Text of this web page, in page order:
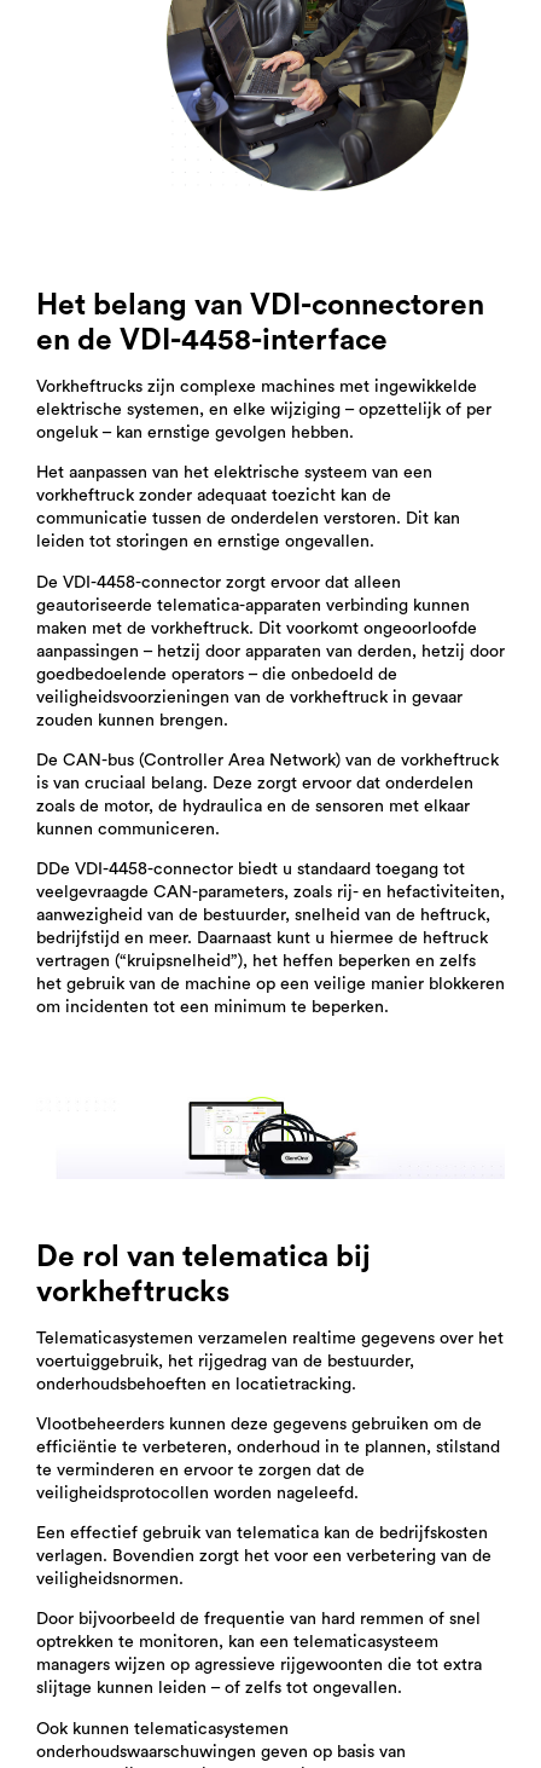
Het belang van VDI-connectoren
en de VDI-4458-interface
Vorkheftrucks zijn complexe machines met ingewikkelde
elektrische systemen, en elke wijziging – opzettelijk of per
ongeluk – kan ernstige gevolgen hebben.
Het aanpassen van het elektrische systeem van een
vorkheftruck zonder adequaat toezicht kan de
communicatie tussen de onderdelen verstoren. Dit kan
leiden tot storingen en ernstige ongevallen.
De VDI-4458-connector zorgt ervoor dat alleen
geautoriseerde telematica-apparaten verbinding kunnen
maken met de vorkheftruck. Dit voorkomt ongeoorloofde
aanpassingen – hetzij door apparaten van derden, hetzij door
goedbedoelende operators – die onbedoeld de
veiligheidsvoorzieningen van de vorkheftruck in gevaar
zouden kunnen brengen.
De CAN-bus (Controller Area Network) van de vorkheftruck
is van cruciaal belang. Deze zorgt ervoor dat onderdelen
zoals de motor, de hydraulica en de sensoren met elkaar
kunnen communiceren.
DDe VDI-4458-connector biedt u standaard toegang tot
veelgevraagde CAN-parameters, zoals rij- en hefactiviteiten,
aanwezigheid van de bestuurder, snelheid van de heftruck,
bedrijfstijd en meer. Daarnaast kunt u hiermee de heftruck
vertragen (“kruipsnelheid”), het heffen beperken en zelfs
het gebruik van de machine op een veilige manier blokkeren
om incidenten tot een minimum te beperken.
De rol van telematica bij
vorkheftrucks
Telematicasystemen verzamelen realtime gegevens over het
voertuiggebruik, het rijgedrag van de bestuurder,
onderhoudsbehoeften en locatietracking.
Vlootbeheerders kunnen deze gegevens gebruiken om de
efficiëntie te verbeteren, onderhoud in te plannen, stilstand
te verminderen en ervoor te zorgen dat de
veiligheidsprotocollen worden nageleefd.
Een effectief gebruik van telematica kan de bedrijfskosten
verlagen. Bovendien zorgt het voor een verbetering van de
veiligheidsnormen.
Door bijvoorbeeld de frequentie van hard remmen of snel
optrekken te monitoren, kan een telematicasysteem
managers wijzen op agressieve rijgewoonten die tot extra
slijtage kunnen leiden – of zelfs tot ongevallen.
Ook kunnen telematicasystemen
onderhoudswaarschuwingen geven op basis van